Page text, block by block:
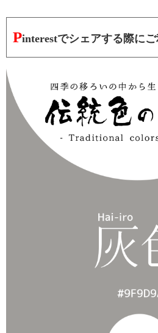
Pinterestでシェアする際にご